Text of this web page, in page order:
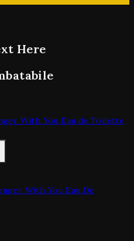
Here
With You Eau De